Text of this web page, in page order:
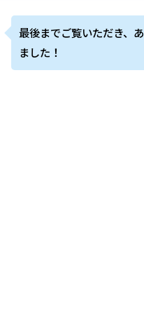
最後までご覧いただき、
ました！